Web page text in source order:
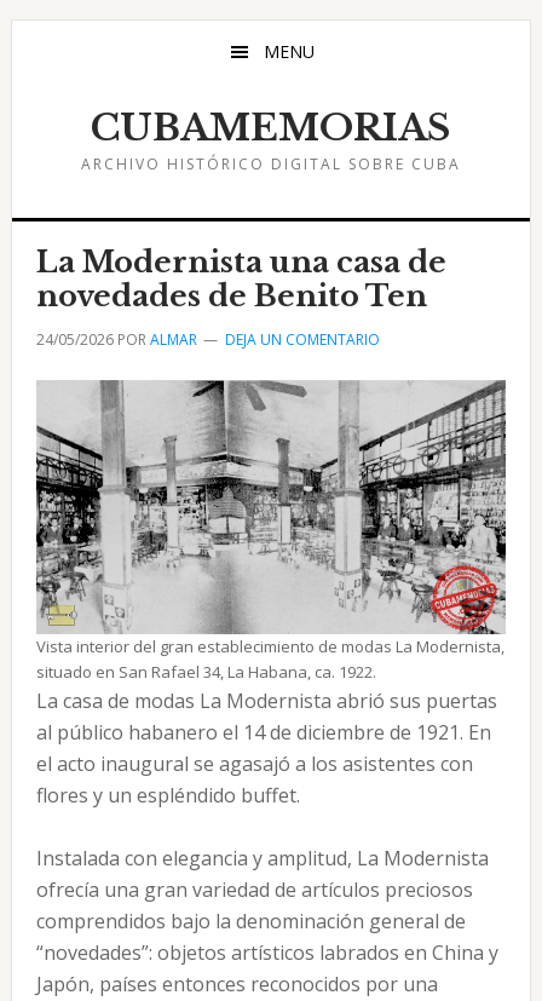
Saltar
Saltar
Saltar
MENU
CUBAMEMORIAS
ARCHIVO HISTÓRICO DIGITAL SOBRE CUBA
La Modernista una casa de
novedades de Benito Ten
24/05/2026PORALMAR DEJA UN COMENTARIO
Vista interior del gran establecimiento de modas La Modernista,
situado en San Rafael 34, La Habana, ca. 1922.
La casa de modas La Modernista abrió sus puertas
al público habanero el 14 de diciembre de 1921. En
el acto inaugural se agasajó a los asistentes con
flores y un espléndido buffet.
Instalada con elegancia y amplitud, La Modernista
ofrecía una gran variedad de artículos preciosos
comprendidos bajo la denominación general de
“novedades”: objetos artísticos labrados en China y
Japón, países entonces reconocidos por una